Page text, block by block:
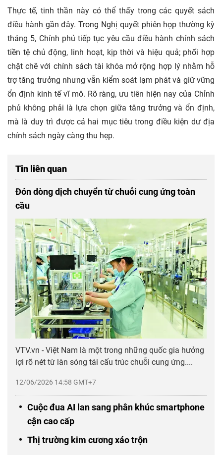
Thực tế, tinh thần này có thể thấy trong các quyết sách
điều hành gần đây. Trong Nghị quyết phiên họp thường kỳ
tháng 5, Chính phủ tiếp tục yêu cầu điều hành chính sách
tiền tệ chủ động, linh hoạt, kịp thời và hiệu quả; phối hợp
chặt chẽ với chính sách tài khóa mở rộng hợp lý nhằm hỗ
trợ tăng trưởng nhưng vẫn kiểm soát lạm phát và giữ vững
ổn định kinh tế vĩ mô. Rõ ràng, ưu tiên hiện nay của Chỉnh
phủ không phải là lựa chọn giữa tăng trưởng và ổn định,
mà là duy trì được cả hai mục tiêu trong điều kiện dư địa
chính sách ngày càng thu hẹp.
Tin liên quan
Đón dòng dịch chuyển từ chuỗi cung ứng toàn
cầu
12/06/2026 14:58 GMT+7
VTV.vn - Việt Nam là một trong những quốc gia hưởng
lợi rõ nét từ làn sóng tái cấu trúc chuỗi cung ứng....
Cuộc đua AI lan sang phân khúc smartphone
cận cao cấp
Thị trường kim cương xáo trộn